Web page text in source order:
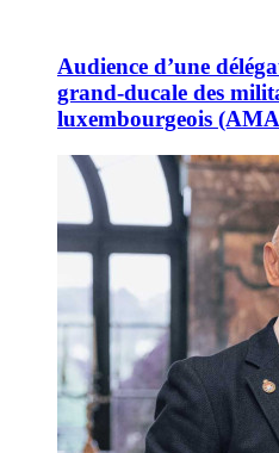
Audience d’une
grand-ducale des
luxembourgeois